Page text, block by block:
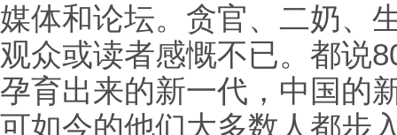
媒体和论坛。贪官、二奶、
观众或读者感慨不已。都说
孕育出来的新一代，中国的
可如今的他们大多数人都步